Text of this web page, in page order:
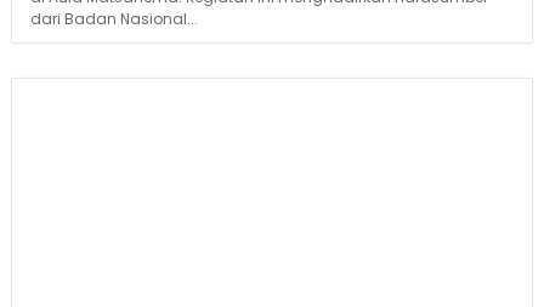
dari Badan Nasional...